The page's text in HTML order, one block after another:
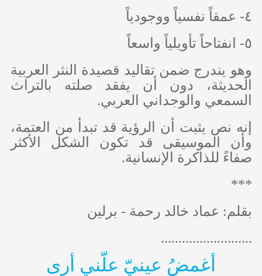
٤- عمقاً نفسياً ووجودياً
٥- انفتاحاً تأويلياً واسعاً
وهو يندرج ضمن تقاليد قصيدة النثر العربية
الحديثة، دون أن يفقد صلته بالتراث
السمعي والوجداني العربي.
إنه نص يثبت أن الرؤية قد تبدأ من العتمة،
وأن الموسيقى قد تكون الشكل الأكثر
صفاءً للذاكرة الإنسانية.
***
بقلم: عماد خالد رحمة - برلين
..........................
أغمضُ عينيّ علّني أرى